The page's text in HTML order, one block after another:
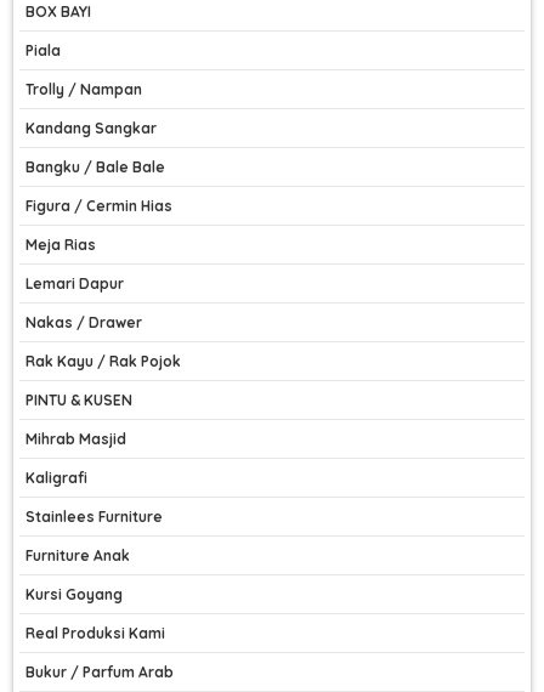
BOX BAYI
Piala
Trolly / Nampan
Kandang Sangkar
Bangku / Bale Bale
Figura / Cermin Hias
Meja Rias
Lemari Dapur
Nakas / Drawer
Rak Kayu / Rak Pojok
PINTU & KUSEN
Mihrab Masjid
Kaligrafi
Stainlees Furniture
Furniture Anak
Kursi Goyang
Real Produksi Kami
Bukur / Parfum Arab